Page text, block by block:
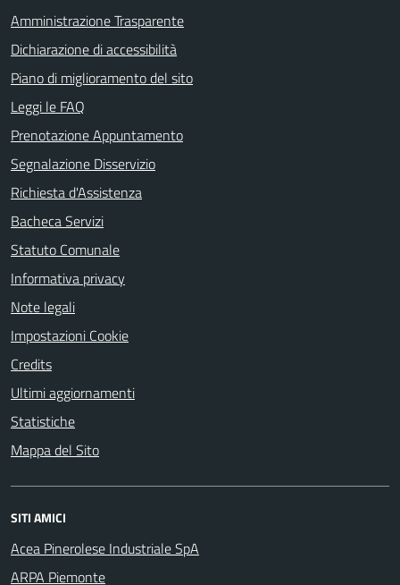
Amministrazione Trasparente
Dichiarazione di accessibilità
Piano di miglioramento del sito
Leggi le FAQ
Prenotazione Appuntamento
Segnalazione Disservizio
Richiesta d'Assistenza
Bacheca Servizi
Statuto Comunale
Informativa privacy
Note legali
Impostazioni Cookie
Credits
Ultimi aggiornamenti
Statistiche
Mappa del Sito
SITI AMICI
Acea Pinerolese Industriale SpA
ARPA Piemonte